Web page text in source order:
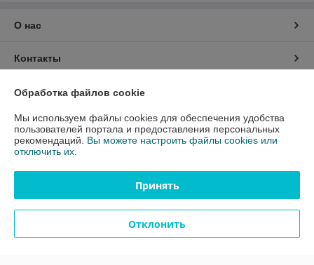
О нас
Контакты
Доставка и оплата
График работы
Полная версия сайта
Политика обработки cookies
Сайт создан на платформе Deal.by
Обработка файлов cookie
Мы используем файлы cookies для обеспечения удобства
пользователей портала и предоставления персональных
рекомендаций. Вы можете настроить файлы cookies или
отключить их.
Принять
Отклонить